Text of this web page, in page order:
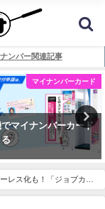
ンバー関連記事
マイナンバーカード
マイナンバーカード
る
レス化も！「ジョブカン